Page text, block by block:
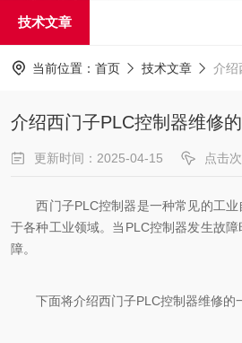
技术文章
当前位置： 首页 技术文章 介绍西
介绍西门子PLC控制器维修
更新时间：2025-04-15 点击
西门子PLC控制器是一种常见的工业
于各种工业领域。当PLC控制器发生故障
障。
下面将介绍西门子PLC控制器维修的